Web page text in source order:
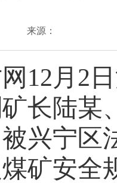
来源：
12 月 2
长陆某
兴宁区
矿安全